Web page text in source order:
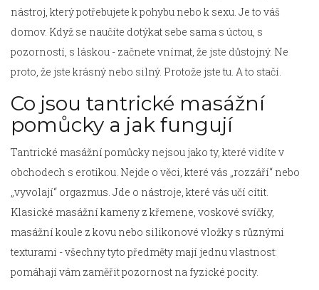
nástroj, který potřebujete k pohybu nebo k sexu. Je to váš
domov. Když se naučíte dotýkat sebe sama s úctou, s
pozorností, s láskou - začnete vnímat, že jste důstojný. Ne
proto, že jste krásný nebo silný. Protože jste tu. A to stačí.
Co jsou tantrické masážní
pomůcky a jak fungují
Tantrické masážní pomůcky nejsou jako ty, které vidíte v
obchodech s erotikou. Nejde o věci, které vás „rozzáří“ nebo
„vyvolají“ orgazmus. Jde o nástroje, které vás učí cítit.
Klasické masážní kameny z křemene, voskové svíčky,
masážní koule z kovu nebo silikonové vložky s různými
texturami - všechny tyto předměty mají jednu vlastnost:
pomáhají vám zaměřit pozornost na fyzické pocity.